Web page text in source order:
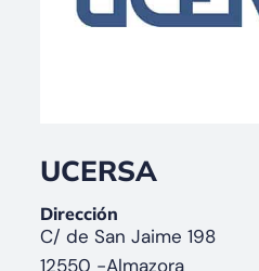
UCERSA
Dirección
C/ de San Jaime 198
12550 -Almazora